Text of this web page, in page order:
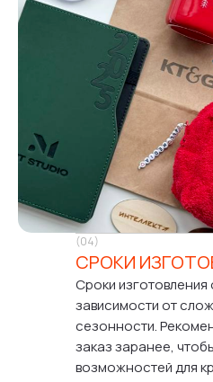
(04)
СРОКИ
Сроки изготовления
зависимости от
сезонности.
заказ заранее,
возможностей для